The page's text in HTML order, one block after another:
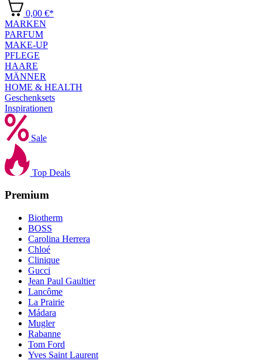
0,00 €*
MARKEN
PARFUM
MAKE-UP
PFLEGE
HAARE
MÄNNER
HOME & HEALTH
Geschenksets
Inspirationen
Sale
Top Deals
Premium
Biotherm
BOSS
Carolina Herrera
Chloé
Clinique
Gucci
Jean Paul Gaultier
Lancôme
La Prairie
Mádara
Mugler
Rabanne
Tom Ford
Yves Saint Laurent